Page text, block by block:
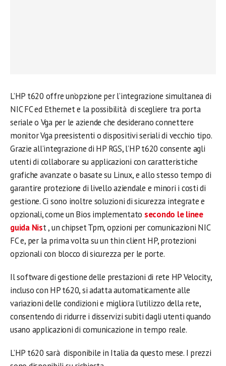
L’HP t620 offre un’opzione per l’integrazione simultanea di
NIC FC ed Ethernet e la possibilità di scegliere tra porta
seriale o Vga per le aziende che desiderano connettere
monitor Vga preesistenti o dispositivi seriali di vecchio tipo.
Grazie all’integrazione di HP RGS, l’HP t620 consente agli
utenti di collaborare su applicazioni con caratteristiche
grafiche avanzate o basate su Linux, e allo stesso tempo di
garantire protezione di livello aziendale e minori i costi di
gestione. Ci sono inoltre soluzioni di sicurezza integrate e
opzionali, come un Bios implementato secondo le linee
guida Nist , un chipset Tpm, opzioni per comunicazioni NIC
FC e, per la prima volta su un thin client HP, protezioni
opzionali con blocco di sicurezza per le porte.
Il software di gestione delle prestazioni di rete HP Velocity,
incluso con HP t620, si adatta automaticamente alle
variazioni delle condizioni e migliora l’utilizzo della rete,
consentendo di ridurre i disservizi subiti dagli utenti quando
usano applicazioni di comunicazione in tempo reale.
L’HP t620 sarà disponibile in Italia da questo mese. I prezzi